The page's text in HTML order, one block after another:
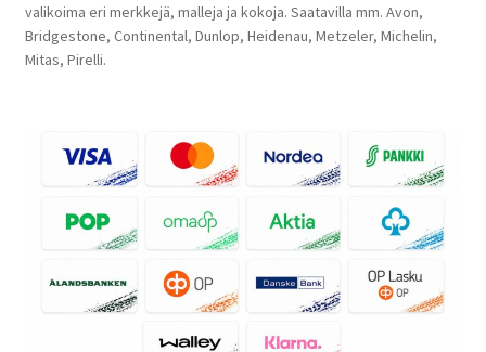
valikoima eri merkkejä, malleja ja kokoja. Saatavilla mm. Avon,
Bridgestone, Continental, Dunlop, Heidenau, Metzeler, Michelin,
Mitas, Pirelli.